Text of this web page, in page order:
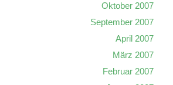
Oktober 2007
September 2007
April 2007
März 2007
Februar 2007